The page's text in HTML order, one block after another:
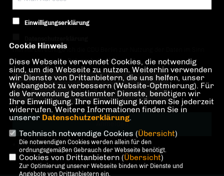
Einwilligungserklärung
Hiermit berechtige ich die CDU Berlin zur Nutzung der Daten im Sinn
der nachfolgenden Datenschutzerklärung.*
Anti-Roboter-Verifizierung
Hier klicken
Friendly Captcha ⇗
* Pflichtfeld!
Cookie Hinweis
Diese Webseite verwendet Cookies, die notwendig
sind, um die Webseite zu nutzen. Weiterhin verwenden
wir Dienste von Drittanbietern, die uns helfen, unser
Webangebot zu verbessern (Website-Optmierung). Für
die Verwendung bestimmter Dienste, benötigen wir
Ihre Einwilligung. Ihre Einwilligung können Sie jederzeit
widerrufen. Weitere Informationen finden Sie in
unserer Datenschutzerklärung.
Technisch notwendige Cookies (Übersicht)
Die notwendigen Cookies werden allein für den
ordnungsgemäßen Gebrauch der Webseite benötigt.
Cookies von Drittanbietern (Übersicht)
Zur Optimierung unserer Webseite binden wir Dienste und
Angebote von Drittanbietern ein.